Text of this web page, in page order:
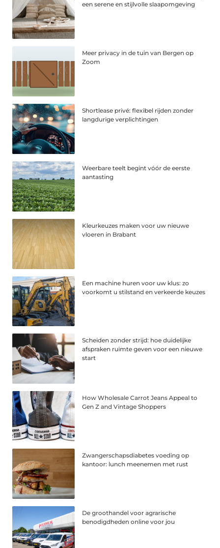
een serene en stijlvolle slaapomgeving
Meer privacy in de tuin van Bergen op
Zoom
Shortlease privé: flexibel rijden zonder
langdurige verplichtingen
Weerbare teelt begint vóór de eerste
aantasting
Kleurkeuzes maken voor uw nieuwe
vloeren in Brabant
Een machine huren voor uw klus: zo
voorkomt u stilstand en verkeerde keuzes
Scheiden zonder strijd: hoe duidelijke
afspraken ruimte geven voor een nieuwe
start
How Wholesale Carrot Jeans Appeal to
Gen Z and Vintage Shoppers
Zwangerschapsdiabetes voeding op
kantoor: lunch meenemen met rust
De groothandel voor agrarische
benodigdheden online voor jou